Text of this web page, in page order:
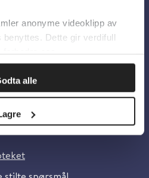
anonyme videoklipp av
Dette gir verdifull
oss.
alle